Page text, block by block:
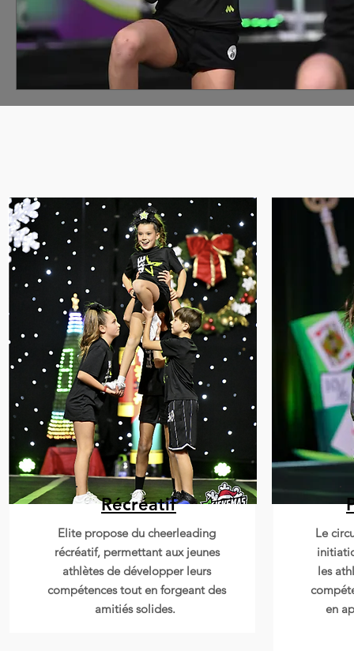
Bobs
Récréatif
Elite propose du cheerleading
récréatif, permettant aux jeunes
athlètes de développer leurs
compétences tout en forgeant des
amitiés solides.
Le
les
en